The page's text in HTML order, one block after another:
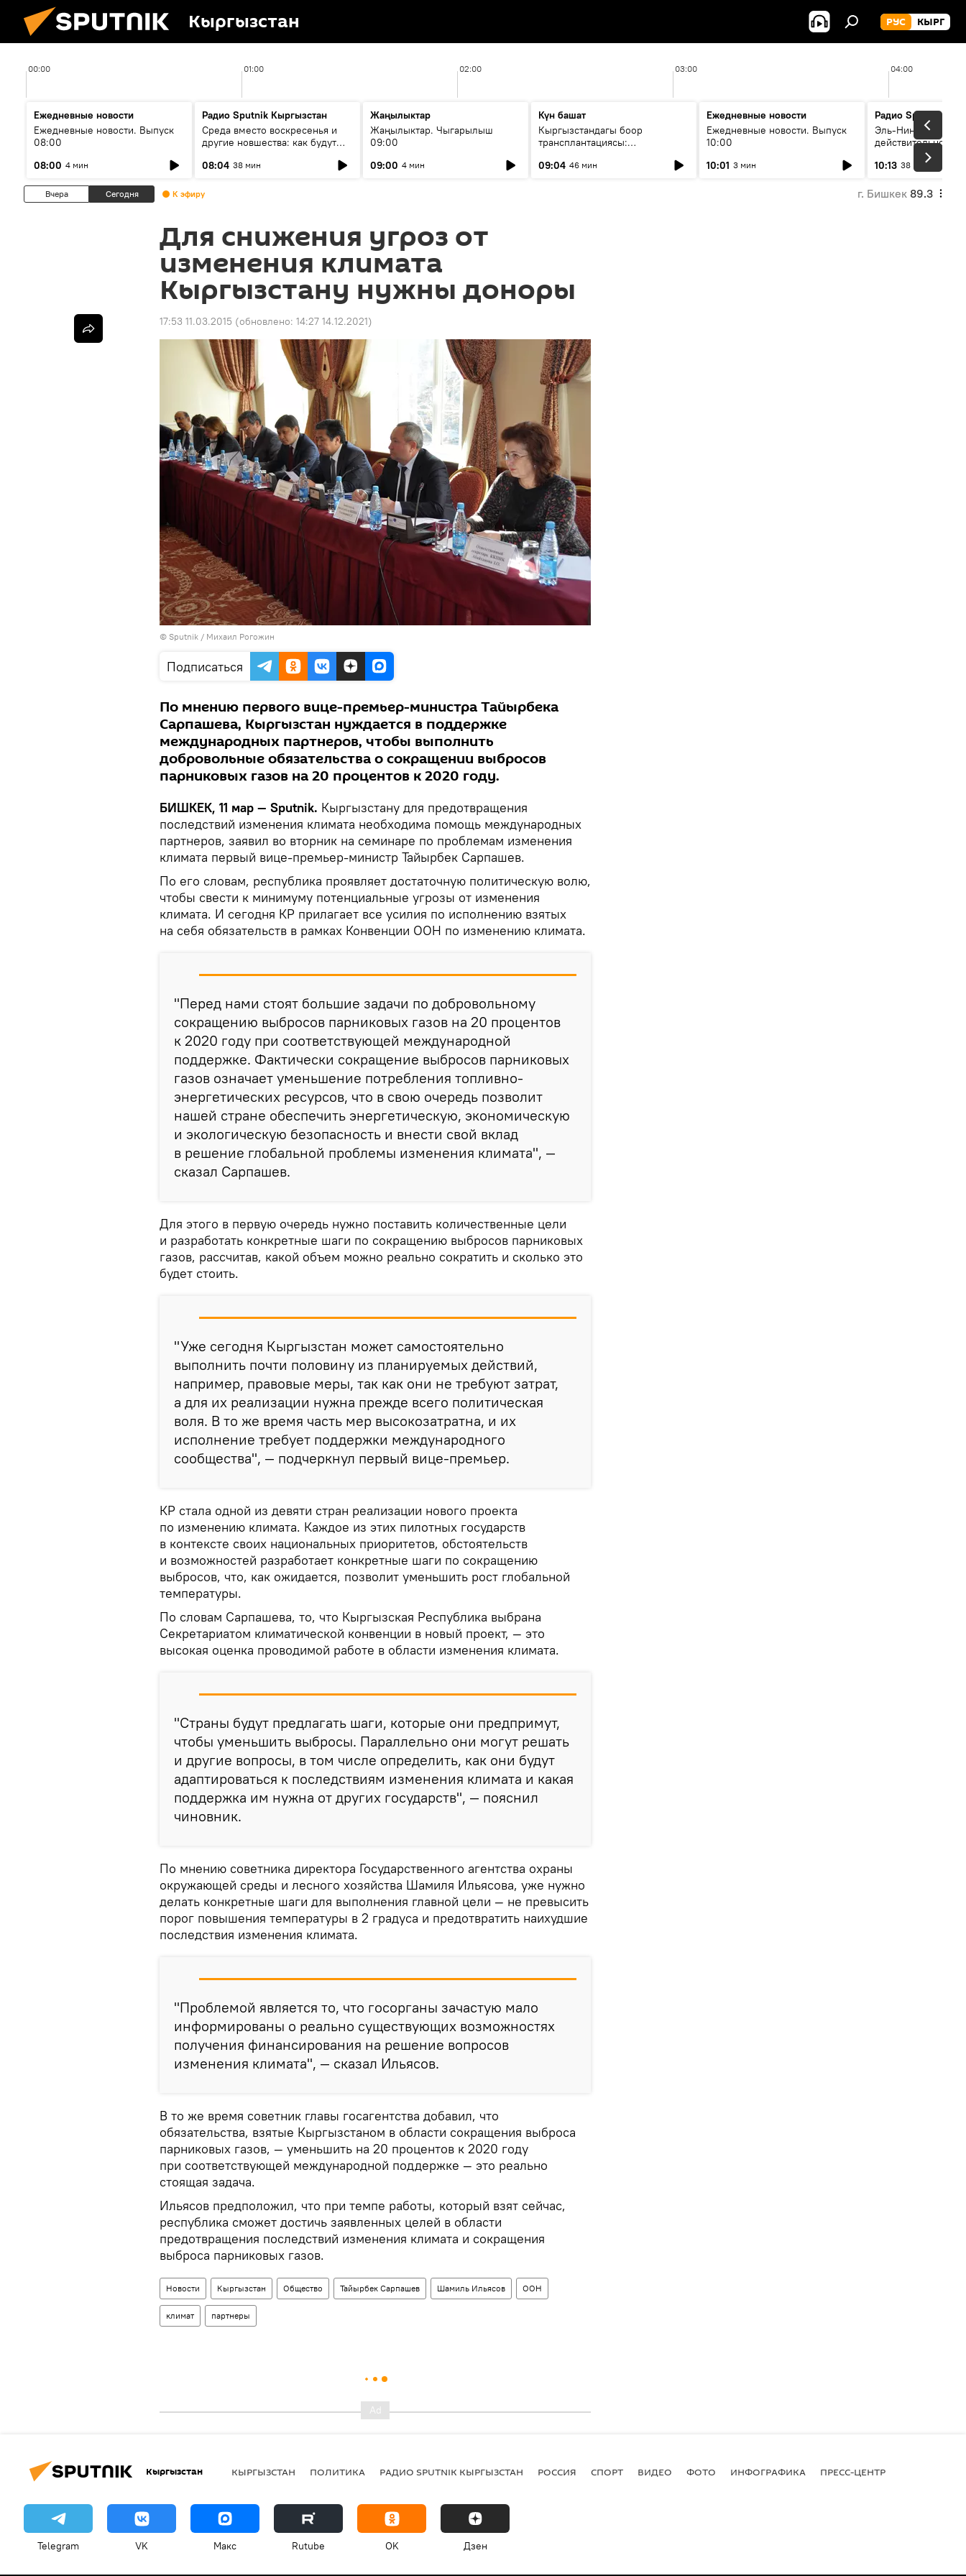
Кыргызстан РУС КЫРГ
00:00 01:00 02:00 03:00 04:00
Ежедневные новости
Ежедневные новости. Выпуск
08:00
08:00 4 мин
Радио Sputnik Кыргызстан
Среда вместо воскресенья и
другие новшества: как будут
08:04 38 мин
Жаңылыктар
Жаңылыктар. Чыгарылыш
09:00
09:00 4 мин
Күн башат
Кыргызстандагы боор
трансплантациясы:
келечеги
09:04 46 мин
Ежедневные новости
Ежедневные новости. Выпуск
10:00
10:01 3 мин
Радио Sputnik
Эль-Ниньо, жара и
действительно
погоду в
10:13 38 мин
Вчера Сегодня К эфиру г. Бишкек 89.3
Для снижения угроз от
изменения климата
Кыргызстану нужны доноры
17:53 11.03.2015 (обновлено: 14:27 14.12.2021)
© Sputnik / Михаил Рогожин
Подписаться
По мнению первого вице-премьер-министра Тайырбека
Сарпашева, Кыргызстан нуждается в поддержке
международных партнеров, чтобы выполнить
добровольные обязательства о сокращении выбросов
парниковых газов на 20 процентов к 2020 году.
БИШКЕК, 11 мар — Sputnik. Кыргызстану для предотвращения
последствий изменения климата необходима помощь международных
партнеров, заявил во вторник на семинаре по проблемам изменения
климата первый вице-премьер-министр Тайырбек Сарпашев.
По его словам, республика проявляет достаточную политическую волю,
чтобы свести к минимуму потенциальные угрозы от изменения
климата. И сегодня КР прилагает все усилия по исполнению взятых
на себя обязательств в рамках Конвенции ООН по изменению климата.
"Перед нами стоят большие задачи по добровольному
сокращению выбросов парниковых газов на 20 процентов
к 2020 году при соответствующей международной
поддержке. Фактически сокращение выбросов парниковых
газов означает уменьшение потребления топливно-
энергетических ресурсов, что в свою очередь позволит
нашей стране обеспечить энергетическую, экономическую
и экологическую безопасность и внести свой вклад
в решение глобальной проблемы изменения климата", —
сказал Сарпашев.
Для этого в первую очередь нужно поставить количественные цели
и разработать конкретные шаги по сокращению выбросов парниковых
газов, рассчитав, какой объем можно реально сократить и сколько это
будет стоить.
"Уже сегодня Кыргызстан может самостоятельно
выполнить почти половину из планируемых действий,
например, правовые меры, так как они не требуют затрат,
а для их реализации нужна прежде всего политическая
воля. В то же время часть мер высокозатратна, и их
исполнение требует поддержки международного
сообщества", — подчеркнул первый вице-премьер.
КР стала одной из девяти стран реализации нового проекта
по изменению климата. Каждое из этих пилотных государств
в контексте своих национальных приоритетов, обстоятельств
и возможностей разработает конкретные шаги по сокращению
выбросов, что, как ожидается, позволит уменьшить рост глобальной
температуры.
По словам Сарпашева, то, что Кыргызская Республика выбрана
Секретариатом климатической конвенции в новый проект, — это
высокая оценка проводимой работе в области изменения климата.
"Страны будут предлагать шаги, которые они предпримут,
чтобы уменьшить выбросы. Параллельно они могут решать
и другие вопросы, в том числе определить, как они будут
адаптироваться к последствиям изменения климата и какая
поддержка им нужна от других государств", — пояснил
чиновник.
По мнению советника директора Государственного агентства охраны
окружающей среды и лесного хозяйства Шамиля Ильясова, уже нужно
делать конкретные шаги для выполнения главной цели — не превысить
порог повышения температуры в 2 градуса и предотвратить наихудшие
последствия изменения климата.
"Проблемой является то, что госорганы зачастую мало
информированы о реально существующих возможностях
получения финансирования на решение вопросов
изменения климата", — сказал Ильясов.
В то же время советник главы госагентства добавил, что
обязательства, взятые Кыргызстаном в области сокращения выброса
парниковых газов, — уменьшить на 20 процентов к 2020 году
при соответствующей международной поддержке — это реально
стоящая задача.
Ильясов предположил, что при темпе работы, который взят сейчас,
республика сможет достичь заявленных целей в области
предотвращения последствий изменения климата и сокращения
выброса парниковых газов.
Новости Кыргызстан Общество Тайырбек Сарпашев Шамиль Ильясов ООН
климат партнеры
Кыргызстан КЫРГЫЗСТАН ПОЛИТИКА РАДИО SPUTNIK КЫРГЫЗСТАН РОССИЯ СПОРТ ВИДЕО ФОТО ИНФОГРАФИКА ПРЕСС-ЦЕНТР
Telegram VK Макс Rutube OK Дзен